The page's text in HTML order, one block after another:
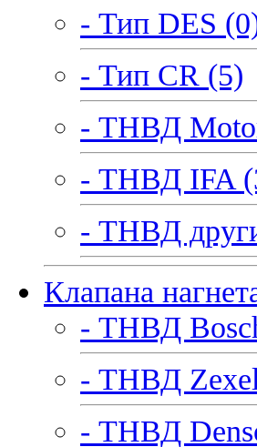
- Тип DES
- Тип CR (5)
- ТНВД
- ТНВД IFA
- ТНВД
Клапана
- ТНВД
- ТНВД
- ТНВД